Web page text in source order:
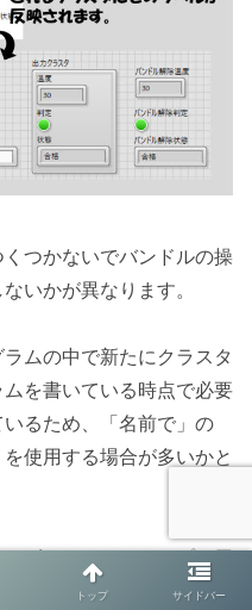
つかないでバンドルの操
いかが異なります。
ムの中で新たにクラスタ
を書いている時点で必要
るため、「名前で」の
使用する場合が多いかと
ずにクラスタタイプを用
ます。（前回扱ったXYグ
トップ サイドバー